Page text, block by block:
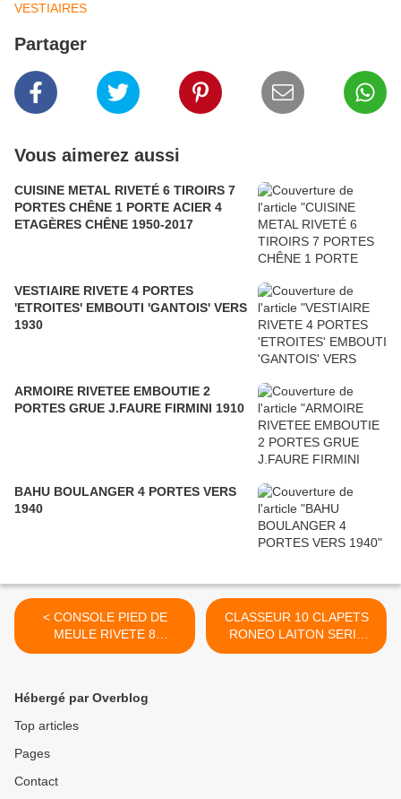
VESTIAIRES
Partager
Vous aimerez aussi
CUISINE METAL RIVETÉ 6 TIROIRS 7
PORTES CHÊNE 1 PORTE ACIER 4
ETAGÈRES CHÊNE 1950-2017
VESTIAIRE RIVETE 4 PORTES
'ETROITES' EMBOUTI 'GANTOIS' VERS
1930
ARMOIRE RIVETEE EMBOUTIE 2
PORTES GRUE J.FAURE FIRMINI 1910
BAHU BOULANGER 4 PORTES VERS
1940
< CONSOLE PIED DE
MEULE RIVETE 8
TIROIRS1930 INDUSRIEL
CLASSEUR 10 CLAPETS
RONEO LAITON SERIE
1900 INDUSTRIEL LOFT >
Hébergé par Overblog
Top articles
Pages
Contact